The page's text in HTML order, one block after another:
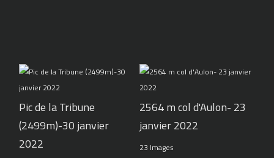
Pic de la Tribune
(2499m)-30 janvier
2022
2564 m col d'Aulon- 23
janvier 2022
23 Images